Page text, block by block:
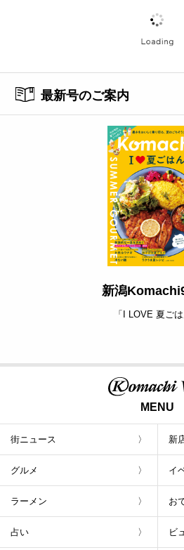
最新号のご案内
新潟
「I LOVE 夏ごは
MENU
街ニュース 新
グルメ イ
ラーメン お
占い ビ